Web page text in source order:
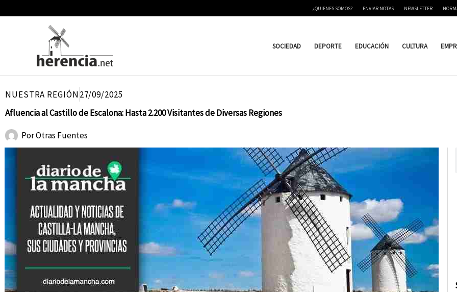
¿QUIENES SOMOS? ENVIAR NOTAS NEWSLETTER
SOCIEDAD DEPORTE EDUCACIÓN CULTURA
NUESTRA REGIÓN27/09/2025
Afluencia al Castillo de Escalona: Hasta 2.200 Visitantes de Diversas Regiones
PorOtras Fuentes